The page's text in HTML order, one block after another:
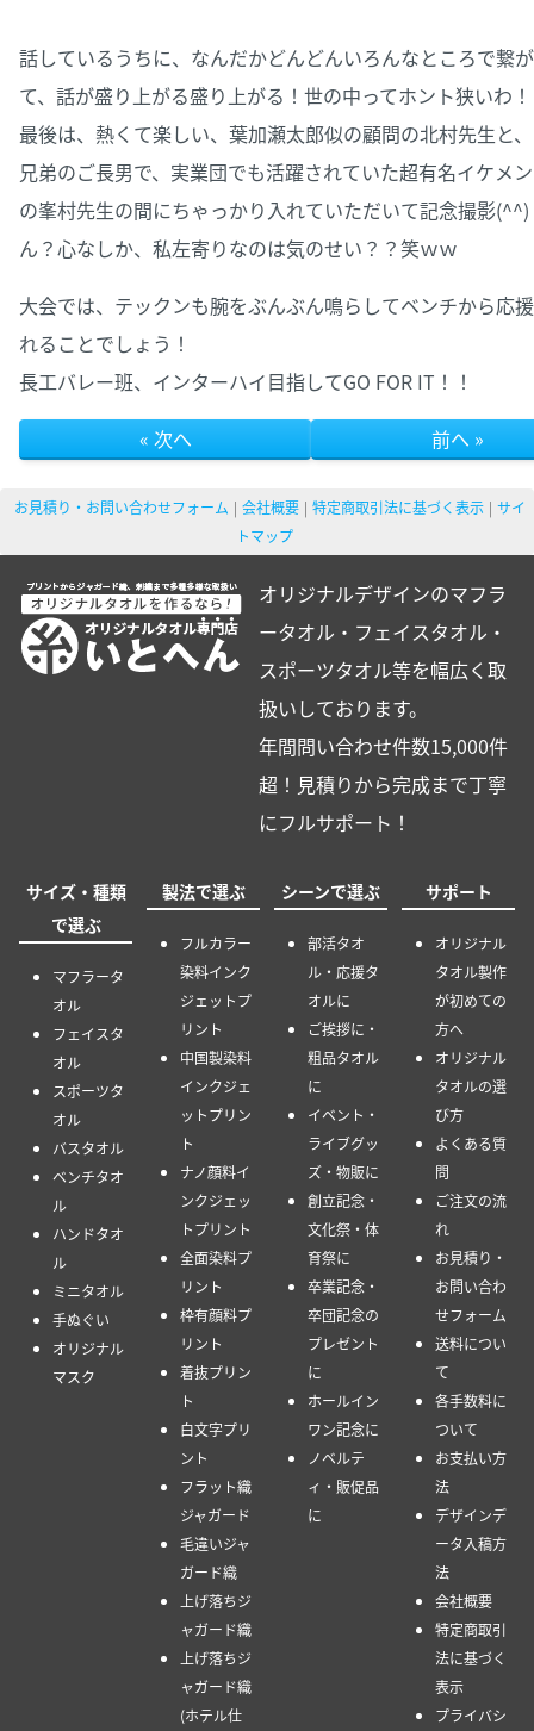
話しているうちに、なんだかどんどんいろんなところで繋
て、話が盛り上がる盛り上がる！世の中ってホント狭いわ
最後は、熱くて楽しい、葉加瀬太郎似の顧問の北村先生と
兄弟のご長男で、実業団でも活躍されていた超有名イケメ
の峯村先生の間にちゃっかり入れていただいて記念撮影
ん？心なしか、私左寄りなのは気のせい？？笑ｗｗ
大会では、テックンも腕をぶんぶん鳴らしてベンチから応
れることでしょう！
長工バレー班、インターハイ目指してGO FOR IT！！
« 次へ
前へ »
お見積り・お問い合わせフォーム 会社概要 特定商取引法に基づく表示
サイ
トマップ
オリジナルデザインのマフラ
ータオル・フェイスタオル・
スポーツタオル等を幅広く取
扱いしております。
年間問い合わせ件数15,000件
超！見積りから完成まで丁寧
にフルサポート！
サイズ・種類
で選ぶ
マフラータ
オル
フェイスタ
オル
スポーツタ
オル
バスタオル
ベンチタオ
ル
ハンドタオ
ル
ミニタオル
手ぬぐい
オリジナル
マスク
製法で選ぶ
フルカラー
染料インク
ジェットプ
リント
中国製染料
インクジェ
ットプリン
ト
ナノ顔料イ
ンクジェッ
トプリント
全面染料プ
リント
枠有顔料プ
リント
着抜プリン
ト
白文字プリ
ント
フラット織
ジャガード
毛違いジャ
ガード織
上げ落ちジ
ャガード織
上げ落ちジ
ャガード織
(ホテル仕
シーンで選ぶ
部活タオ
ル・応援タ
オルに
ご挨拶に・
粗品タオル
に
イベント・
ライブグッ
ズ・物販に
創立記念・
文化祭・体
育祭に
卒業記念・
卒団記念の
プレゼント
に
ホールイン
ワン記念に
ノベルテ
ィ・販促品
に
サポート
オリジナル
タオル製作
が初めての
方へ
オリジナル
タオルの選
び方
よくある質
問
ご注文の流
れ
お見積り・
お問い合わ
せフォーム
送料につい
て
各手数料に
ついて
お支払い方
法
デザインデ
ータ入稿方
法
会社概要
特定商取引
法に基づく
表示
プライバシ